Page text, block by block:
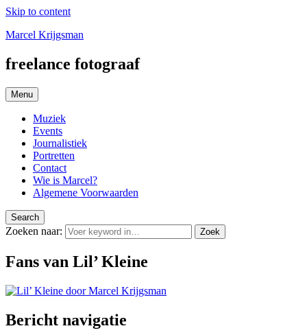
Skip to content
Marcel Krijgsman
freelance fotograaf
Menu
Muziek
Events
Journalistiek
Portretten
Contact
Wie is Marcel?
Algemene Voorwaarden
Search
Zoeken naar: Zoek
Fans van Lil’ Kleine
Bericht navigatie